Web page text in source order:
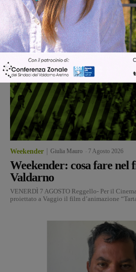
Weekender Giulia Mauro 7 Agosto 2026
Weekender: cosa fare nel
Valdarno
VENERDÌ 7 AGOSTO Reggello- Per il
proiettato a Vaggio il film d’animazione